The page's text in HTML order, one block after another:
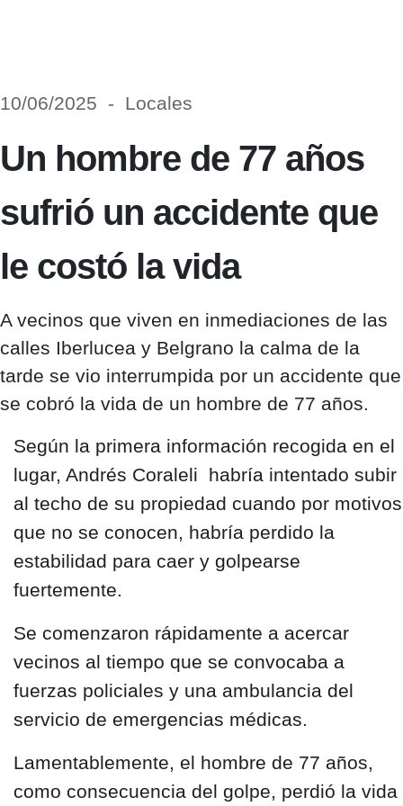
10/06/2025 - Locales
Un hombre de 77 años
sufrió un accidente que
le costó la vida
A vecinos que viven en inmediaciones de las
calles Iberlucea y Belgrano la calma de la
tarde se vio interrumpida por un accidente que
se cobró la vida de un hombre de 77 años.
Según la primera información recogida en el
lugar, Andrés Coraleli habría intentado subir
al techo de su propiedad cuando por motivos
que no se conocen, habría perdido la
estabilidad para caer y golpearse
fuertemente.
Se comenzaron rápidamente a acercar
vecinos al tiempo que se convocaba a
fuerzas policiales y una ambulancia del
servicio de emergencias médicas.
Lamentablemente, el hombre de 77 años,
como consecuencia del golpe, perdió la vida